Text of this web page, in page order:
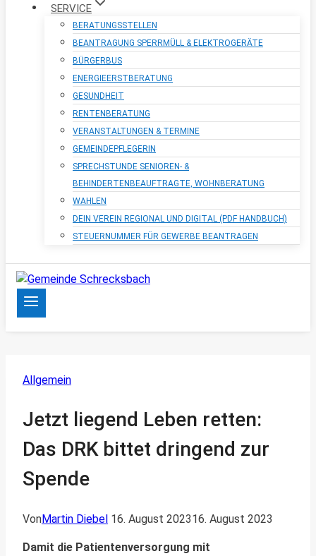
SERVICE
BERATUNGSSTELLEN
BEANTRAGUNG SPERRMÜLL & ELEKTROGERÄTE
BÜRGERBUS
ENERGIEERSTBERATUNG
GESUNDHEIT
RENTENBERATUNG
VERANSTALTUNGEN & TERMINE
GEMEINDEPFLEGERIN
SPRECHSTUNDE SENIOREN- &
BEHINDERTENBEAUFTRAGTE, WOHNBERATUNG
WAHLEN
DEIN VEREIN REGIONAL UND DIGITAL (PDF HANDBUCH)
STEUERNUMMER FÜR GEWERBE BEANTRAGEN
Allgemein
Jetzt liegend Leben retten:
Das DRK bittet dringend zur
Spende
VonMartin Diebel 16. August 202316. August 2023
Damit die Patientenversorgung mit